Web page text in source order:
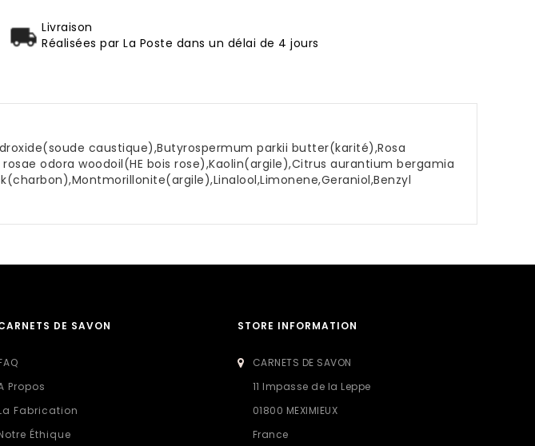
Livraison
Réalisées par La Poste dans un délai de 4 jours
caustique),Butyrospermum parkii butter(karité),Rosa
odora woodoil(HE bois rose),Kaolin(argile),Citrus aurantium bergamia
DE SAVON
Propos
Fabrication
Éthique
STORE INFORMATION
CARNETS DE SAVON
11 Impasse de la Leppe
01800 MEXIMIEUX
France